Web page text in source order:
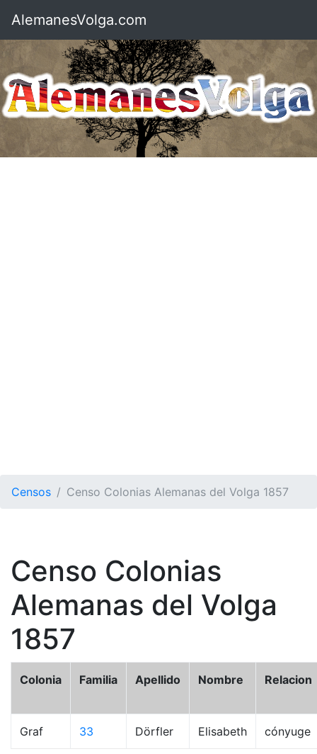
AlemanesVolga.com
Censos Censo Colonias Alemanas del Volga 1857
Censo Colonias
Alemanas del Volga
1857
Colonia Familia Apellido Nombre Relacion
Graf 33 Dörfler Elisabeth cónyuge